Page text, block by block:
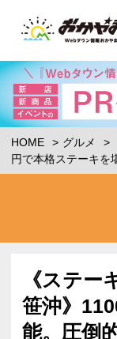
HOME グルメ
円で本格ステーキを
《ステー
笹沖》
能。圧倒